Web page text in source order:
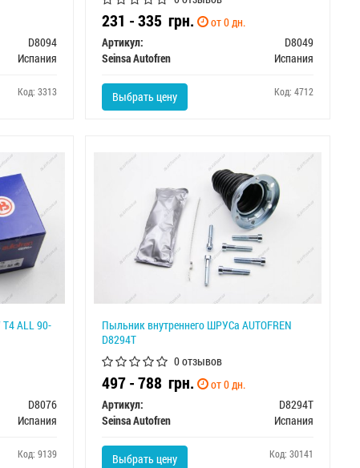
D8094
Испания
Код: 3313
231 - 335грн.
от 0 дн.
Артикул:
D8049
Seinsa Autofren
Испания
Выбрать цену Код: 4712
ALL 90-
D8076
Испания
Код: 9139
Пыльник внутреннего ШРУСа AUTOFREN
D8294T
0 отзывов
497 - 788грн.
от 0 дн.
Артикул:
D8294T
Seinsa Autofren
Испания
Выбрать цену Код: 30141